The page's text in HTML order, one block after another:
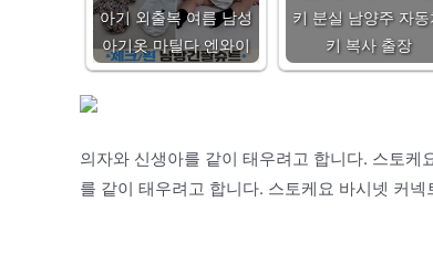
아기 외출복 여름 남성
아기옷 마틸다 엔와이
키 분실 남양주 자동
키 복사 출장
의자와 신생아를 같이 태우려고 합니다. 스토
를 같이 태우려고 합니다. 스토케요 바시넷 커